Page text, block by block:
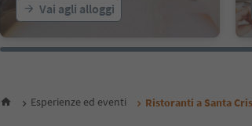
Vai agli alloggi
Esperienze ed eventi Ristoranti a Santa